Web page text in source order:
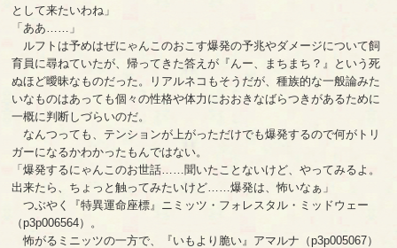
として来たいわね」
「ああ……」
ルフトは予めはぜにゃんこのおこす爆発の予兆やダメージについて飼
育員に尋ねていたが、帰ってきた答えが『んー、まちまち？』という死
ぬほど曖昧なものだった。リアルネコもそうだが、種族的な一般論みた
いなものはあっても個々の性格や体力におおきなばらつきがあるために
一概に判断しづらいのだ。
なんつっても、テンションが上がっただけでも爆発するので何がトリ
ガーになるかわかったもんではない。
「爆発するにゃんこのお世話……聞いたことないけど、やってみるよ。
出来たら、ちょっと触ってみたいけど……爆発は、怖いなぁ」
つぶやく『特異運命座標』ニミッツ・フォレスタル・ミッドウェー
（p3p006564）。
怖がるミニッツの一方で、『いもより脆い』アマルナ（p3p005067）